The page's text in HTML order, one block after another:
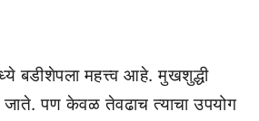
बडीशेपला महत्त्व आहे. मुखशुद्धी
जाते. पण केवळ तेवढाच त्याचा उपयोग